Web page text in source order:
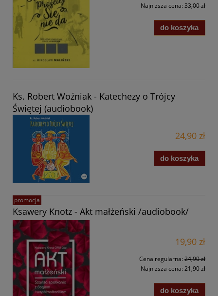
Najniższa cena: 33,00 zł
do koszyka
Ks. Robert Woźniak - Katechezy o Trójcy
Świętej (audiobook)
24,90 zł
do koszyka
Ksawery Knotz - Akt małżeński /audiobook/
19,90 zł
Cena regularna: 24,90 zł
Najniższa cena: 21,90 zł
do koszyka
promocja